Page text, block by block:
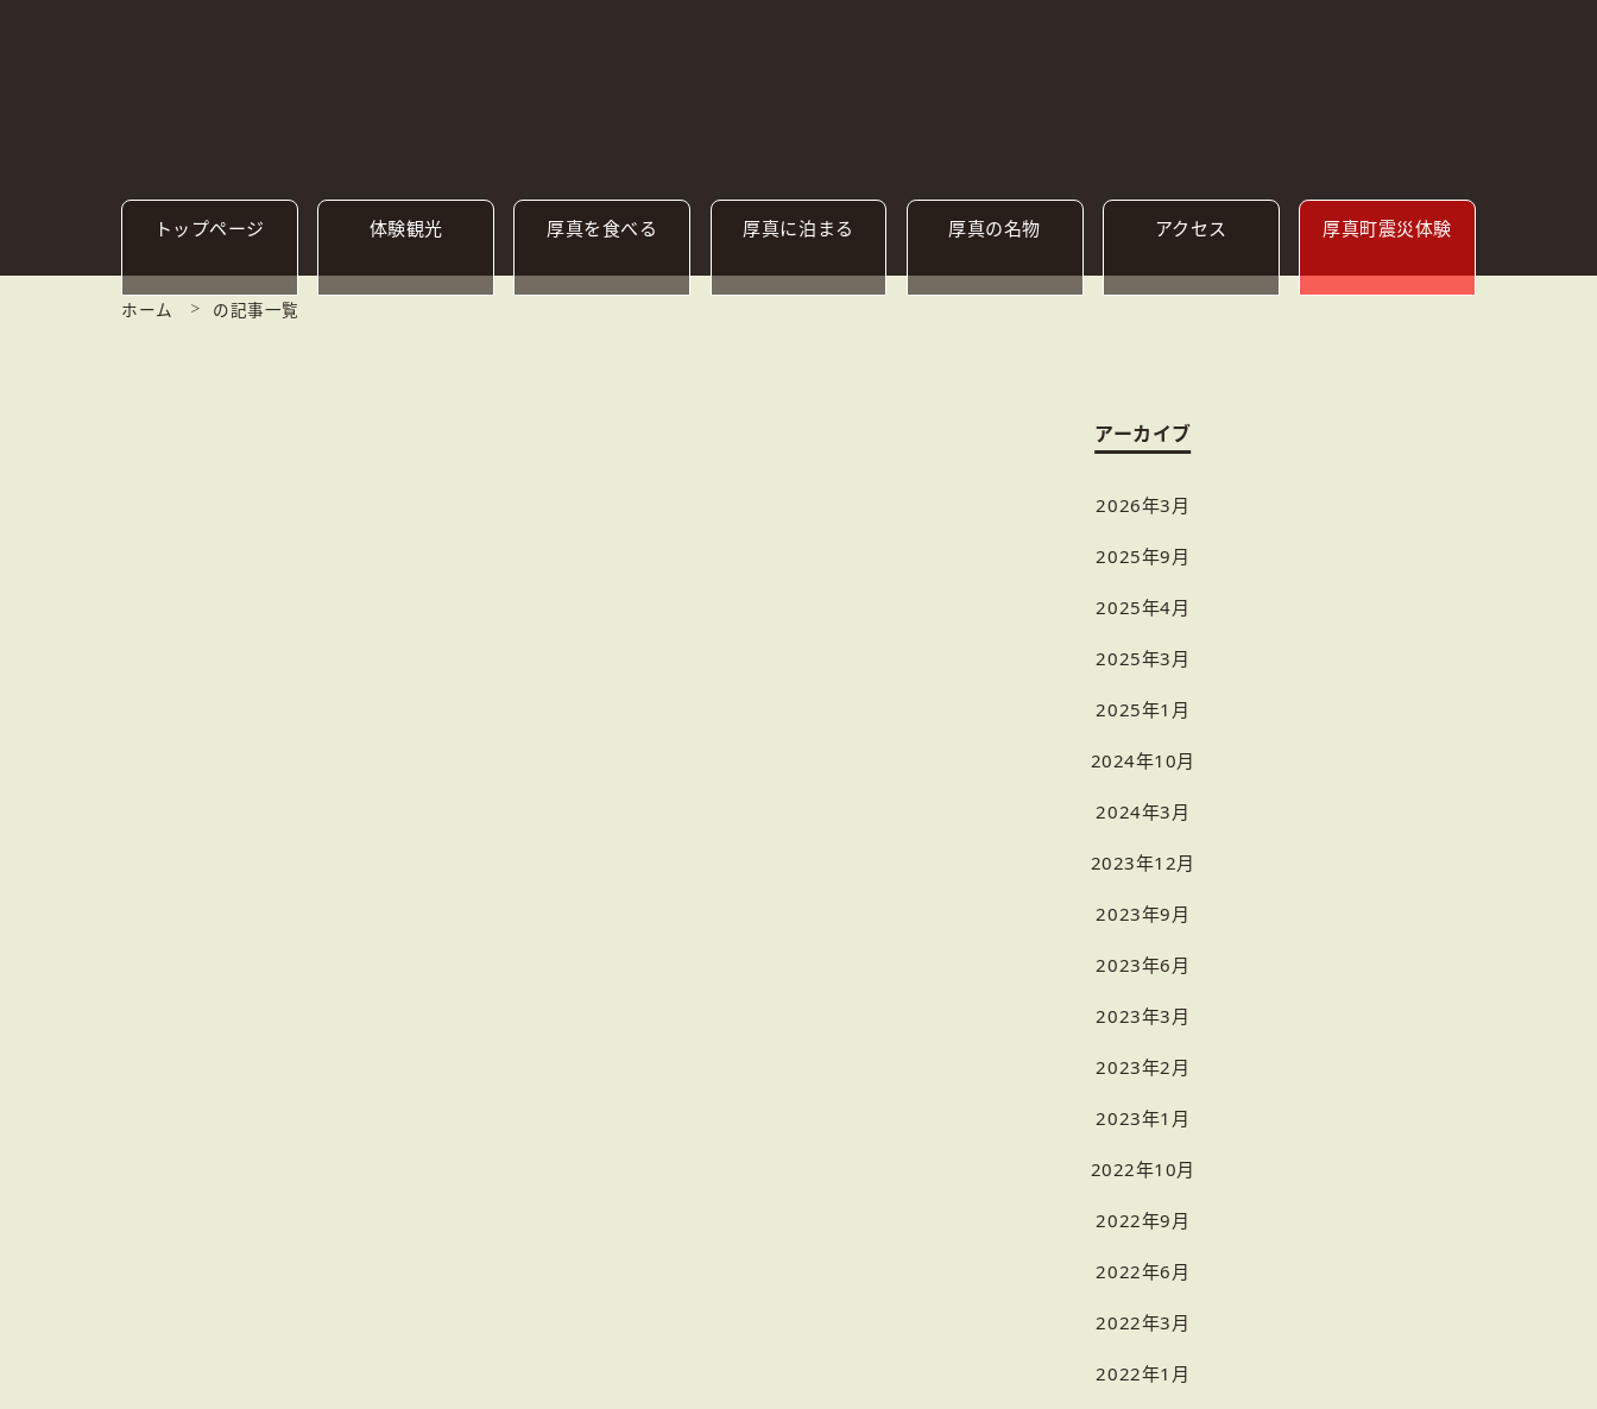
トップページ 体験観光 厚真を食べる 厚真に泊まる 厚真の名物 アクセス 厚真町震災体験
ホーム の記事一覧
アーカイブ
2026年3月
2025年9月
2025年4月
2025年3月
2025年1月
2024年10月
2024年3月
2023年12月
2023年9月
2023年6月
2023年3月
2023年2月
2023年1月
2022年10月
2022年9月
2022年6月
2022年3月
2022年1月